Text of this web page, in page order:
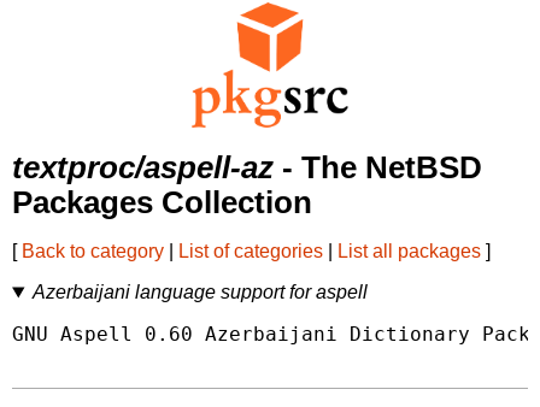
textproc/aspell-az - The NetBSD
Packages Collection
[ Back to category List of categories List all packages ]
Azerbaijani language support for aspell
GNU Aspell 0.60 Azerbaijani Dictionary